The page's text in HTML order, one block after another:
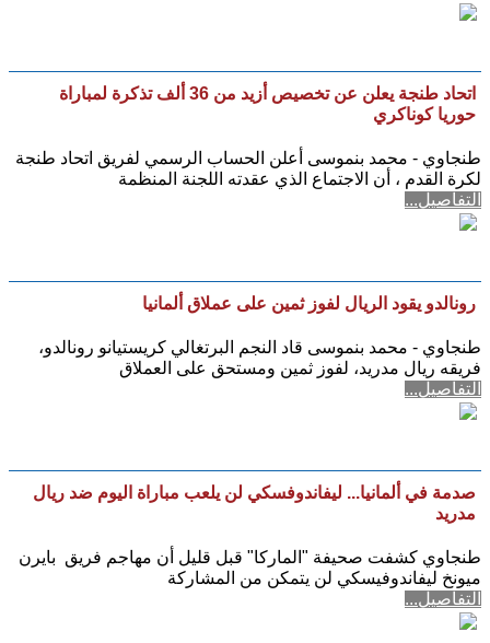
اتحاد طنجة يعلن عن تخصيص أزيد من 36 ألف تذكرة لمباراة
حوريا كوناكري
طنجاوي - محمد بنموسى أعلن الحساب الرسمي لفريق اتحاد طنجة
لكرة القدم ، أن الاجتماع الذي عقدته اللجنة المنظمة
التفاصيل...
رونالدو يقود الريال لفوز ثمين على عملاق ألمانيا
طنجاوي - محمد بنموسى قاد النجم البرتغالي كريستيانو رونالدو،
فريقه ريال مدريد، لفوز ثمين ومستحق على العملاق
التفاصيل...
صدمة في ألمانيا... ليفاندوفسكي لن يلعب مباراة اليوم ضد ريال
مدريد
طنجاوي كشفت صحيفة "الماركا" قبل قليل أن مهاجم فريق بايرن
ميونخ ليفاندوفيسكي لن يتمكن من المشاركة
التفاصيل...